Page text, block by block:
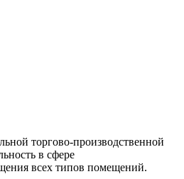
торгово-производственной
в сфере
всех типов помещений.